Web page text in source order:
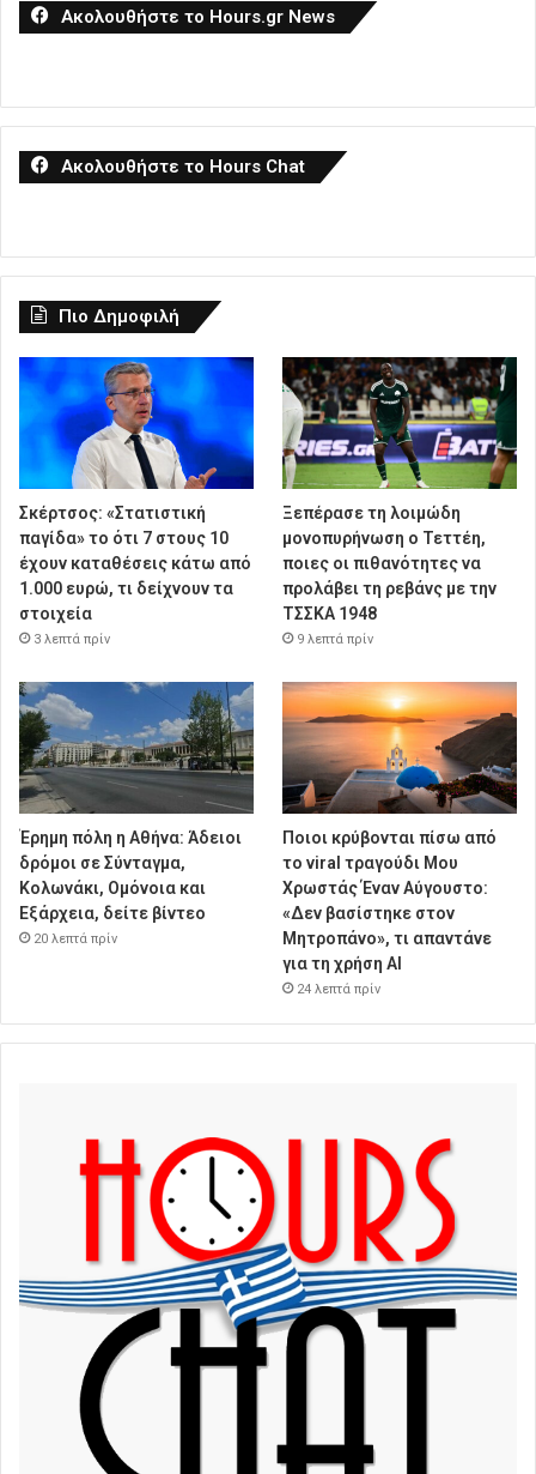
Ακολουθήστε το Hours.gr News
Ακολουθήστε το Hours Chat
Πιο Δημοφιλή
Σκέρτσος: «Στατιστική
παγίδα» το ότι 7 στους 10
έχουν καταθέσεις κάτω από
1.000 ευρώ, τι δείχνουν τα
στοιχεία
3 λεπτά πρίν
Ξεπέρασε τη λοιμώδη
μονοπυρήνωση ο Τεττέη,
ποιες οι πιθανότητες να
προλάβει τη ρεβάνς με την
ΤΣΣΚΑ 1948
9 λεπτά πρίν
Έρημη πόλη η Αθήνα: Άδειοι
δρόμοι σε Σύνταγμα,
Κολωνάκι, Ομόνοια και
Εξάρχεια, δείτε βίντεο
20 λεπτά πρίν
Ποιοι κρύβονται πίσω από
το viral τραγούδι Μου
Χρωστάς Έναν Αύγουστο:
«Δεν βασίστηκε στον
Μητροπάνο», τι απαντάνε
για τη χρήση AI
24 λεπτά πρίν